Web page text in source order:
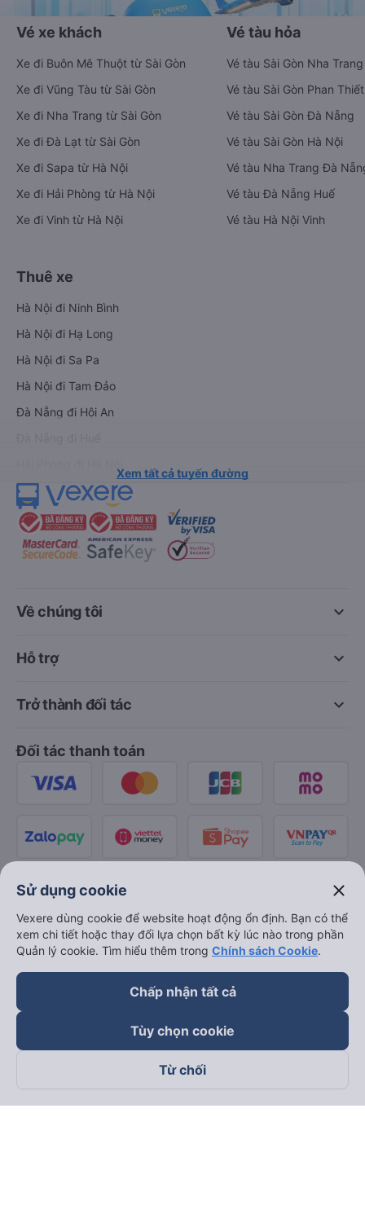
Vé xe khách
Xe đi Buôn Mê Thuột từ Sài Gòn
Xe đi Vũng Tàu từ Sài Gòn
Xe đi Nha Trang từ Sài Gòn
Xe đi Đà Lạt từ Sài Gòn
Xe đi Sapa từ Hà Nội
Xe đi Hải Phòng từ Hà Nội
Xe đi Vinh từ Hà Nội
Vé tàu hỏa
Vé tàu Sài Gòn Nha Trang
Vé tàu Sài Gòn Phan Thiết
Vé tàu Sài Gòn Đà Nẵng
Vé tàu Sài Gòn Hà Nội
Vé tàu Nha Trang Đà
Vé tàu Đà Nẵng Huế
Vé tàu Hà Nội Vinh
Thuê xe
Hà Nội đi Ninh Bình
Hà Nội đi Hạ Long
Hà Nội đi Sa Pa
Hà Nội đi Tam Đảo
Đà Nẵng đi Hội An
Xem tất cả tuyến đường
keyboard_arrow_down
Về chúng tôi
keyboard_arrow_down
Hỗ trợ
keyboard_arrow_down
Trở thành đối tác
Đối tác thanh toán
Sử dụng cookie close
Vexere dùng cookie để website hoạt động ổn định. Bạn có thể
xem chi tiết hoặc thay đổi lựa chọn bất kỳ lúc nào trong phần
Quản lý cookie. Tìm hiểu thêm trong Chính sách Cookie.
Chấp nhận tất cả
Tùy chọn cookie
Từ chối